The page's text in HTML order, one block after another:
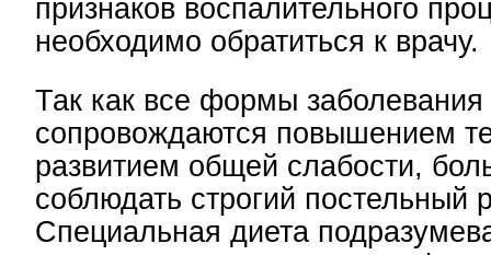
признаков воспалительного
необходимо обратиться к врачу.
Так как все формы заболевания
сопровождаются повышением
развитием общей слабости,
соблюдать строгий постельный
Специальная диета